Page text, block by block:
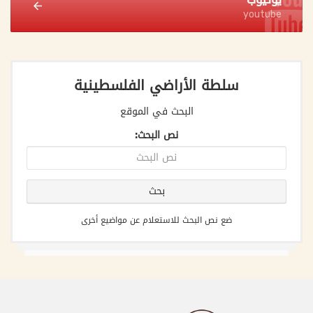
youtube
سلطة الأراضي الفلسطينية
البحث في الموقع
نص البحث:
ضع نص البحث للاستعلام عن مواضيع أخرى